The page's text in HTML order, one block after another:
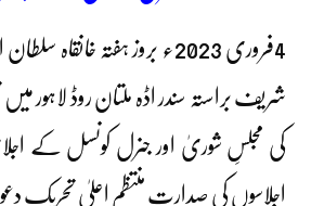
4فروری 2023ء بروز ہفتہ خانقاہ
شریف براستہ سندر اڈہ ملتان روڈ لاہور
کی مجلسِ شوریٰ اور جنرل کونسل کے
اجلاسوں کی صدارت منتظمِ اعلیٰ تحریک